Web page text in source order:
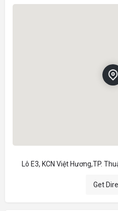
Lô E3, KCN Việt Hương,TP.
Get